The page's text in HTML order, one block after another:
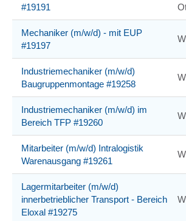
#19191
Mechaniker (m/w/d) - mit EUP
#19197
Industriemechaniker (m/w/d)
Baugruppenmontage #19258
Industriemechaniker (m/w/d) im
Bereich TFP #19260
Mitarbeiter (m/w/d) Intralogistik
Warenausgang #19261
Lagermitarbeiter (m/w/d)
innerbetrieblicher Transport - Bereich
Eloxal #19275